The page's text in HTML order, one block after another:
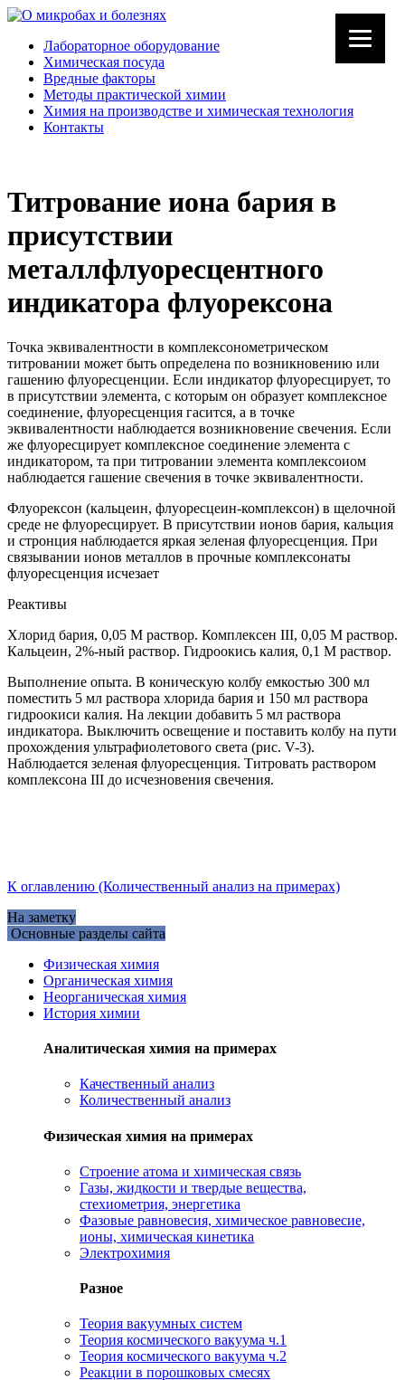
Лабораторное оборудование
Химическая посуда
Вредные факторы
Методы практической химии
Химия на производстве и химическая технология
Контакты
Титрование иона бария в
присутствии
металлфлуоресцентного
индикатора флуорексона
Точка эквивалентности в комплексонометрическом
титровании может быть определена по возникновению или
гашению флуоресценции. Если индикатор флуоресцирует, то
в присутствии элемента, с которым он образует комплексное
соединение, флуоресценция гасится, а в точке
эквивалентности наблюдается возникновение свечения. Если
же флуоресцирует комплексное соединение элемента с
индикатором, та при титровании элемента комплексоиом
наблюдается гашение свечения в точке эквивалентности.
Флуорексон (кальцеин, флуоресцеин-комплексон) в щелочной
среде не флуоресцирует. В присутствии ионов бария, кальция
и стронция наблюдается яркая зеленая флуоресценция. При
связывании ионов металлов в прочные комплексонаты
флуоресценция исчезает
Реактивы
Хлорид бария, 0,05 М раствор. Комплексен III, 0,05 М раствор.
Кальцеин, 2%-ный раствор. Гидроокись калия, 0,1 М раствор.
Выполнение опыта. В коническую колбу емкостью 300 мл
поместить 5 мл раствора хлорида бария и 150 мл раствора
гидроокиси калия. На лекции добавить 5 мл раствора
индикатора. Выключить освещение и поставить колбу на пути
прохождения ультрафиолетового света (рис. V-3).
Наблюдается зеленая флуоресценция. Титровать раствором
комплексона III до исчезновения свечения.
К оглавлению (Количественный анализ на примерах)
На заметку
Основные разделы сайта
Физическая химия
Органическая химия
Неорганическая химия
История химии
Аналитическая химия на примерах
Качественный анализ
Количественный анализ
Физическая химия на примерах
Cтроение атома и химическая связь
Газы, жидкости и твердые вещества,
стехиометрия, энергетика
Фазовые равновесия, химическое равновесие,
ионы, химическая кинетика
Электрохимия
Разное
Теория вакуумных систем
Теория космического вакуума ч.1
Теория космического вакуума ч.2
Реакции в порошковых смесях